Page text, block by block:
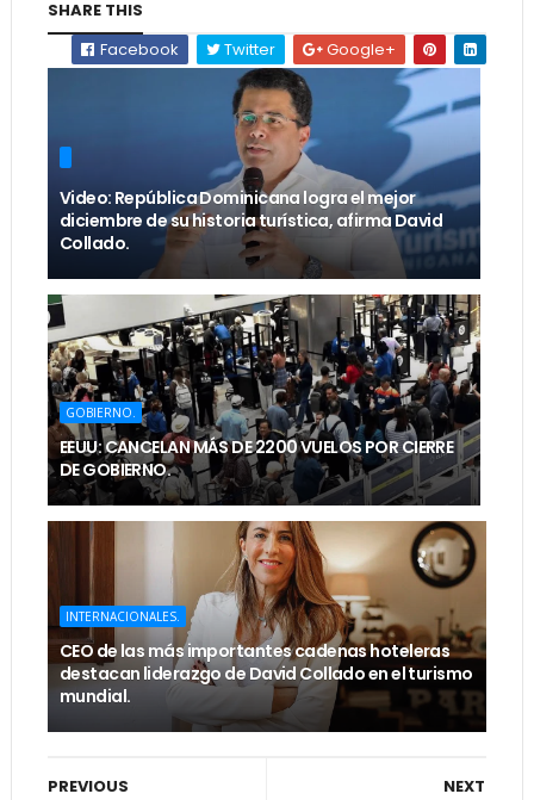
SHARE THIS
Facebook
Twitter Google+
Video: República Dominicana logra el mejor
diciembre de su historia turística, afirma David
Collado.
GOBIERNO.
EEUU: CANCELAN MÁS DE 2200 VUELOS POR CIERRE
DE GOBIERNO.
INTERNACIONALES.
CEO de las más importantes cadenas hoteleras
destacan liderazgo de David Collado en el turismo
mundial.
NEXT
PREVIOUS